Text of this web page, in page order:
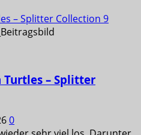
– Splitter Collection 9
– Splitter
0